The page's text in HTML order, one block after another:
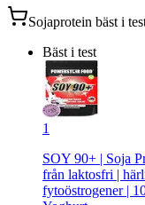
Sojaprotein bäst i
Bäst i test
1
SOY 90+ | Soja
från laktosfri |
fytoöstrogener |